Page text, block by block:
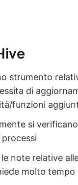
strumento
di
funzioni
si
note relative
molto tempo